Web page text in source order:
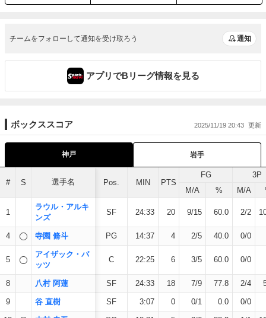
チームをフォローして通知を受け取ろう 通知
アプリでBリーグ情報を見る